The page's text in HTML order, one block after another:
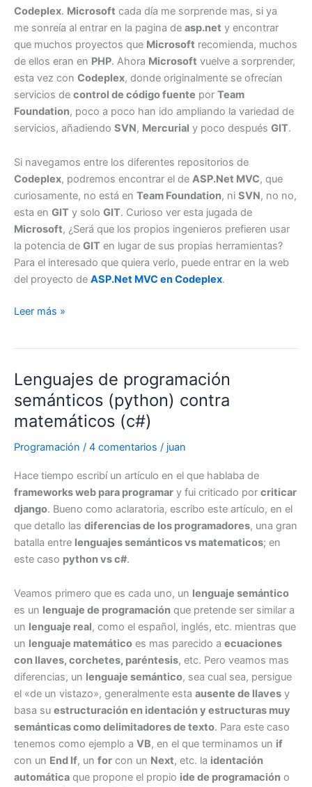
Codeplex. Microsoft cada día me sorprende mas, si ya
me sonreía al entrar en la pagina de asp.net y encontrar
que muchos proyectos que Microsoft recomienda, muchos
de ellos eran en PHP. Ahora Microsoft vuelve a sorprender,
esta vez con Codeplex, donde originalmente se ofrecían
servicios de control de código fuente por Team
Foundation, poco a poco han ido ampliando la variedad de
servicios, añadiendo SVN, Mercurial y poco después GIT.
Si navegamos entre los diferentes repositorios de
Codeplex, podremos encontrar el de ASP.Net MVC, que
curiosamente, no está en Team Foundation, ni SVN, no no,
esta en GIT y solo GIT. Curioso ver esta jugada de
Microsoft, ¿Será que los propios ingenieros prefieren usar
la potencia de GIT en lugar de sus propias herramientas?
Para el interesado que quiera verlo, puede entrar en la web
del proyecto de ASP.Net MVC en Codeplex.
Microsoft
y
la
influencia
de
github
Leer más »
Lenguajes de programación
semánticos (python) contra
matemáticos (c#)
Programación / 4 comentarios / juan
Hace tiempo escribí un artículo en el que hablaba de
frameworks web para programar y fui criticado por criticar
django. Bueno como aclaratoria, escribo este artículo, en el
que detallo las diferencias de los programadores, una gran
batalla entre lenguajes semánticos vs matematicos; en
este caso python vs c#.
Veamos primero que es cada uno, un lenguaje semántico
es un lenguaje de programación que pretende ser similar a
un lenguaje real, como el español, inglés, etc. mientras que
un lenguaje matemático es mas parecido a ecuaciones
con llaves, corchetes, paréntesis, etc. Pero veamos mas
diferencias, un lenguaje semántico, sea cual sea, persigue
el «de un vistazo», generalmente esta ausente de llaves y
basa su estructuración en identación y estructuras muy
semánticas como delimitadores de texto. Para este caso
tenemos como ejemplo a VB, en el que terminamos un if
con un End If, un for con un Next, etc. la identación
automática que propone el propio ide de programación o